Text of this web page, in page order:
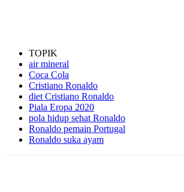
TOPIK
air mineral
Coca Cola
Cristiano Ronaldo
diet Cristiano Ronaldo
Piala Eropa 2020
pola hidup sehat Ronaldo
Ronaldo pemain Portugal
Ronaldo suka ayam